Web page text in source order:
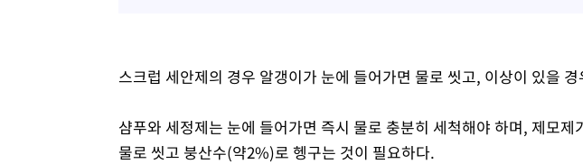
스크럽 세안제의 경우 알갱이가 눈에 들어가면 물로 씻고, 이상이 있을
샴푸와 세정제는 눈에 들어가면 즉시 물로 충분히 세척해야 하며, 제모
물로 씻고 붕산수(약2%)로 헹구는 것이 필요하다.